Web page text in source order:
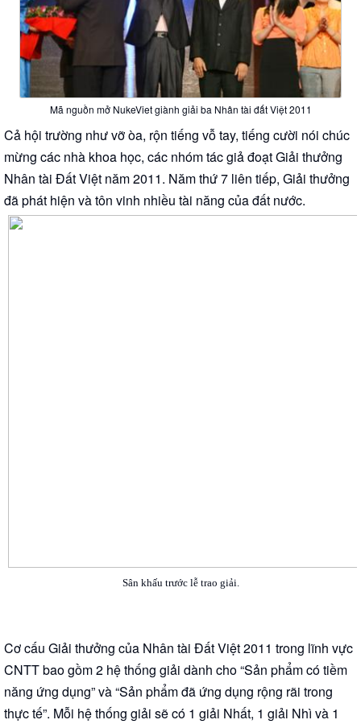
Mã nguồn mở NukeViet giành giải ba Nhân tài đất Việt 2011
Cả hội trường như vỡ òa, rộn tiếng vỗ tay, tiếng cười nói chúc
mừng các nhà khoa học, các nhóm tác giả đoạt Giải thưởng
Nhân tài Đất Việt năm 2011. Năm thứ 7 liên tiếp, Giải thưởng
đã phát hiện và tôn vinh nhiều tài năng của đất nước.
Sân khấu trước lễ trao giải.
Cơ cấu Giải thưởng của Nhân tài Đất Việt 2011 trong lĩnh vực
CNTT bao gồm 2 hệ thống giải dành cho “Sản phẩm có tiềm
năng ứng dụng” và “Sản phẩm đã ứng dụng rộng rãi trong
thực tế”. Mỗi hệ thống giải sẽ có 1 giải Nhất, 1 giải Nhì và 1